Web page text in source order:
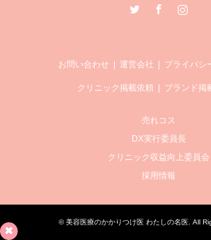
Instagram
お問い合わせ 運営会社 プライバシ
クリニック掲載依頼 ブランド掲
売れコス
DX実行委員長
クリニック収益向上委員会
採用情報
©美容医療のかかりつけ医 わたしの名医. All